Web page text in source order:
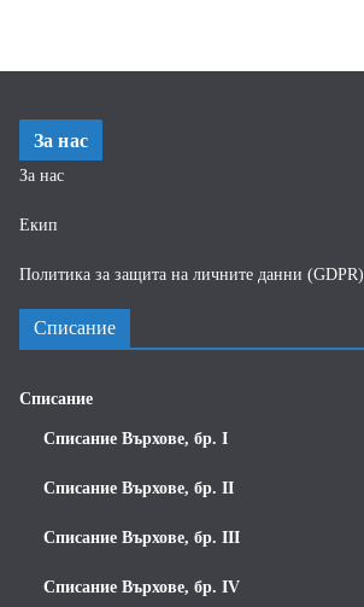
За нас
За нас
Екип
Политика за защита на личните данни (GDPR)
Списание
Списание
Списание Върхове, бр. I
Списание Върхове, бр. II
Списание Върхове, бр. III
Списание Върхове, бр. IV